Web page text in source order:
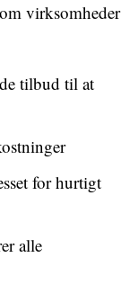
virksomheder
tilbud til at
for hurtigt
alle